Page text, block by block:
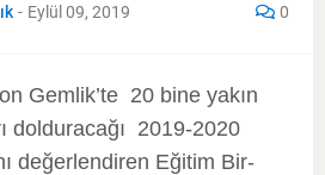
- Eylül 09, 2019 0
Gemlik’te 20 bine yakın
dolduracağı 2019-2020
değerlendiren Eğitim Bir-